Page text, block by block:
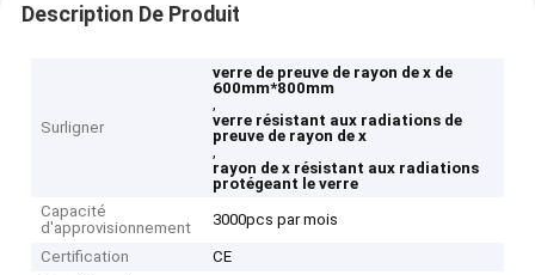
Description De Produit
Surligner
verre de preuve de rayon de x de
600mm*800mm
,
verre résistant aux radiations de
preuve de rayon de x
,
rayon de x résistant aux radiations
protégeant le verre
Capacité
d'approvisionnement
3000pcs par mois
Certification
CE